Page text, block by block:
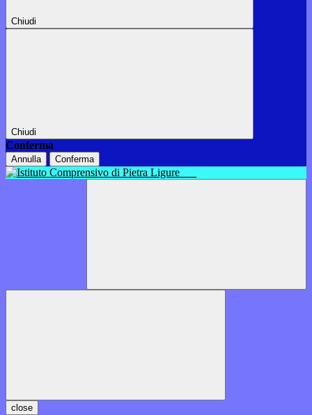
Chiudi
Chiudi
Conferma
Annulla Conferma
close